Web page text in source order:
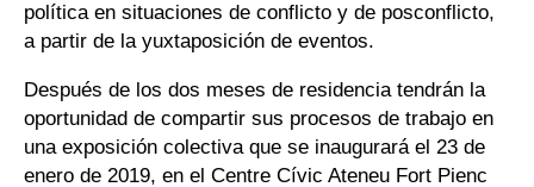
política en situaciones de conflicto y de posconflicto,
a partir de la yuxtaposición de eventos.
Después de los dos meses de residencia tendrán la
oportunidad de compartir sus procesos de trabajo en
una exposición colectiva que se inaugurará el 23 de
enero de 2019, en el Centre Cívic Ateneu Fort Pienc